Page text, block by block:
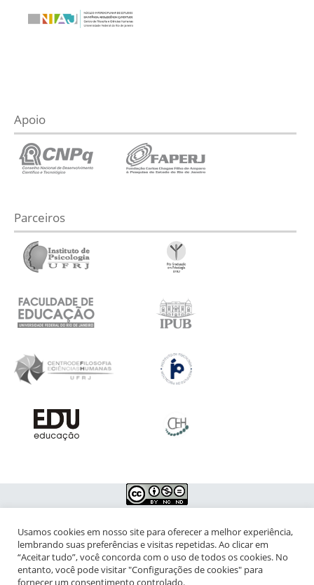
Apoio
Parceiros
NIPIAC – Núcleo Interdisciplinar de Pesquisa para a Infância e
Adolescência Contemporâneas
Universidade Federal do Rio de Janeiro - Campus da Praia Vermelha
Usamos cookies em nosso site para oferecer a melhor experiência,
lembrando suas preferências e visitas repetidas. Ao clicar em
“Aceitar tudo”, você concorda com o uso de todos os cookies. No
entanto, você pode visitar "Configurações de cookies" para
fornecer um consentimento controlado.